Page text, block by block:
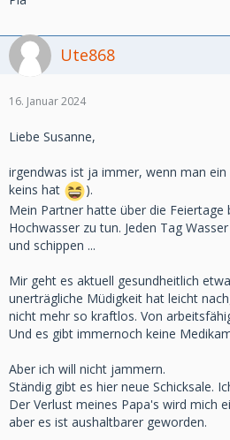
Ute868
16. Januar 2024
Liebe Susanne,
irgendwas ist ja immer, wenn man
keins hat
).
Mein Partner hatte über die Feiertage
Hochwasser zu tun. Jeden Tag
und schippen ...
Mir geht es aktuell gesundheitlich
unerträgliche Müdigkeit hat leicht
nicht mehr so kraftlos. Von
Und es gibt immernoch keine
Aber ich will nicht jammern.
Ständig gibt es hier neue Schicksale.
Der Verlust meines Papa's wird mich
aber es ist aushaltbarer geworden.